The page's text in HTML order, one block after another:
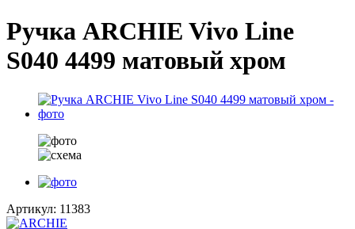
Ручка ARCHIE Vivo Line
S040 4499 матовый хром
Артикул: 11383